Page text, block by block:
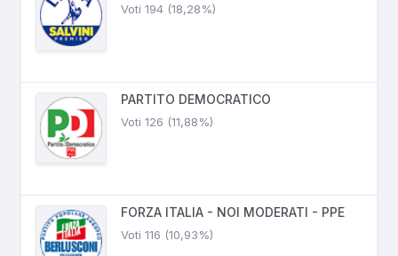
Voti 194 (18,28%)
PARTITO DEMOCRATICO
Voti 126 (11,88%)
FORZA ITALIA - NOI MODERATI - PPE
Voti 116 (10,93%)